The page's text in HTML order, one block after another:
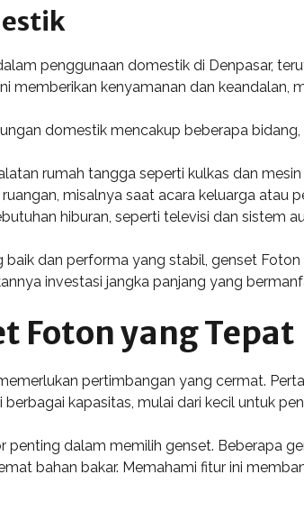
penggunaan domestik di Denpasar,
memberikan kenyamanan dan keandalan,
domestik mencakup beberapa bidang,
rumah tangga seperti kulkas dan mesin
misalnya saat acara keluarga atau
hiburan, seperti televisi dan sistem
baik dan performa yang stabil, genset
investasi jangka panjang yang
Foton yang Tepat
pertimbangan yang cermat.
kapasitas, mulai dari kecil untuk
penting dalam memilih genset. Beberapa
bahan bakar. Memahami fitur ini